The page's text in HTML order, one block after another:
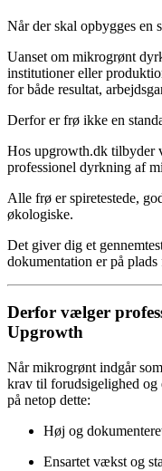
Når der skal opbygges en
Uanset om mikrogrønt
institutioner eller
for både resultat,
Derfor er frø ikke en
Hos upgrowth.dk tilbyder
professionel dyrkning af
Alle frø er spiretestede,
økologiske.
Det giver dig et
dokumentation er på plads
Derfor vælger
Upgrowth
Når mikrogrønt indgår
krav til forudsigelighed og
på netop dette:
Høj og
Ensartet vækst og